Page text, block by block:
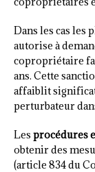
Dans les cas les
autorise à
copropriétaire
ans. Cette
affaiblit
perturbateur
Les procédures
obtenir des
(article 834 du